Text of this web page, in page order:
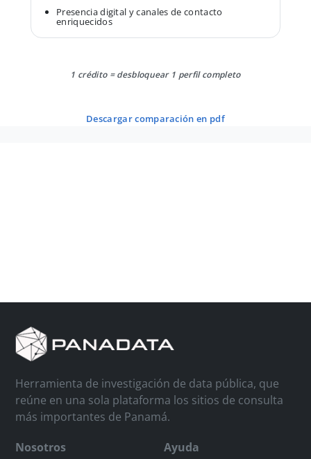
Presencia digital y canales de contacto
enriquecidos
1 crédito = desbloquear 1 perfil completo
descargar comparación en pdf
Herramienta de investigación de data pública, que
reúne en una sola plataforma los sitios de consulta
más importantes de Panamá.
Nosotros
Ayuda